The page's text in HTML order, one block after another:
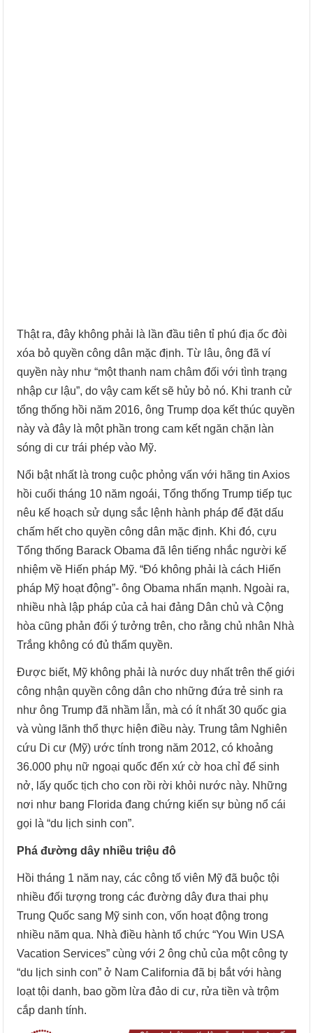
Thật ra, đây không phải là lần đầu tiên tỉ phú địa ốc đòi
xóa bỏ quyền công dân mặc định. Từ lâu, ông đã ví
quyền này như “một thanh nam châm đối với tình trạng
nhập cư lậu”, do vậy cam kết sẽ hủy bỏ nó. Khi tranh cử
tổng thống hồi năm 2016, ông Trump dọa kết thúc quyền
này và đây là một phần trong cam kết ngăn chặn làn
sóng di cư trái phép vào Mỹ.
Nổi bật nhất là trong cuộc phỏng vấn với hãng tin Axios
hồi cuối tháng 10 năm ngoái, Tổng thống Trump tiếp tục
nêu kế hoạch sử dụng sắc lệnh hành pháp để đặt dấu
chấm hết cho quyền công dân mặc định. Khi đó, cựu
Tổng thống Barack Obama đã lên tiếng nhắc người kế
nhiệm về Hiến pháp Mỹ. “Đó không phải là cách Hiến
pháp Mỹ hoạt động”- ông Obama nhấn mạnh. Ngoài ra,
nhiều nhà lập pháp của cả hai đảng Dân chủ và Cộng
hòa cũng phản đối ý tưởng trên, cho rằng chủ nhân Nhà
Trắng không có đủ thẩm quyền.
Được biết, Mỹ không phải là nước duy nhất trên thế giới
công nhận quyền công dân cho những đứa trẻ sinh ra
như ông Trump đã nhầm lẫn, mà có ít nhất 30 quốc gia
và vùng lãnh thổ thực hiện điều này. Trung tâm Nghiên
cứu Di cư (Mỹ) ước tính trong năm 2012, có khoảng
36.000 phụ nữ ngoại quốc đến xứ cờ hoa chỉ để sinh
nở, lấy quốc tịch cho con rồi rời khỏi nước này. Những
nơi như bang Florida đang chứng kiến sự bùng nổ cái
gọi là “du lịch sinh con”.
Phá đường dây nhiều triệu đô
Hồi tháng 1 năm nay, các công tố viên Mỹ đã buộc tội
nhiều đối tượng trong các đường dây đưa thai phụ
Trung Quốc sang Mỹ sinh con, vốn hoạt động trong
nhiều năm qua. Nhà điều hành tổ chức “You Win USA
Vacation Services” cùng với 2 ông chủ của một công ty
“du lịch sinh con” ở Nam California đã bị bắt với hàng
loạt tội danh, bao gồm lừa đảo di cư, rửa tiền và trộm
cắp danh tính.